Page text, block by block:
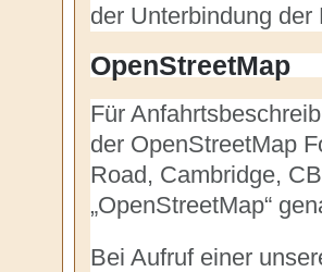
der Unterbindung der
OpenStreetMap
Für
der OpenStreetMap
Road, Cambridge,
„OpenStreetMap“
Bei Aufruf einer